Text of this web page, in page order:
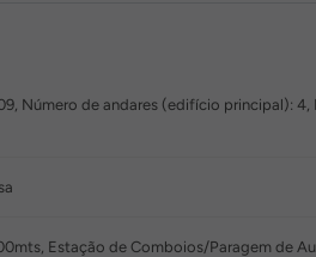
Número de andares (edifício principal):
Estação de Comboios/Paragem de